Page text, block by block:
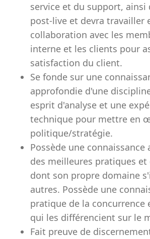
service et du support, ainsi
post-live et devra travailler
collaboration avec les
interne et les clients pour
satisfaction du client.
Se fonde sur une
approfondie d'une
esprit d'analyse et une
technique pour mettre en
politique/stratégie.
Possède une
des meilleures pratiques et
dont son propre domaine
autres. Possède une
pratique de la concurrence
qui les différencient sur le
Fait preuve de